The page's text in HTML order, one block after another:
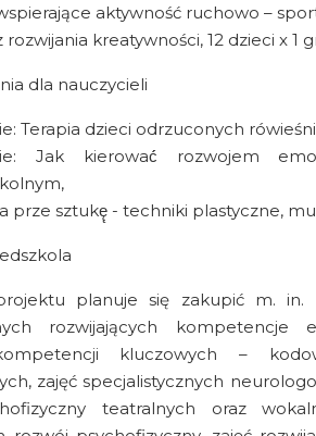
aktywność ruchowo –
rozwijania kreatywności, 12 dzieci x 1
dla nauczycieli
Terapia dzieci odrzuconych
Jak kierować́ rozwojem
prze sztukę̨ - techniki plastyczne,
planuje się zakupić m. in.
rozwijających kompetencje
kluczowych –
zajęć specjalistycznych
teatralnych oraz